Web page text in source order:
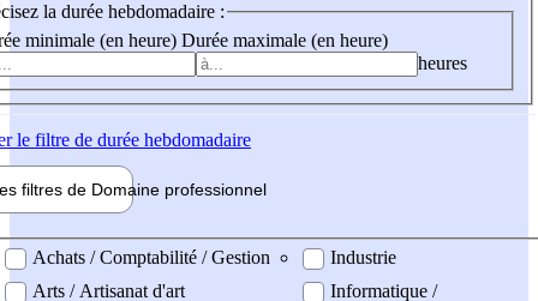
la durée hebdomadaire :
minimale (en heure) Durée maximale (en heure)
heures
le filtre de durée hebdomadaire
filtres de Domaine professionnel
professionel
Achats / Comptabilité / Gestion
Arts / Artisanat d'art
Industrie
Informatique /